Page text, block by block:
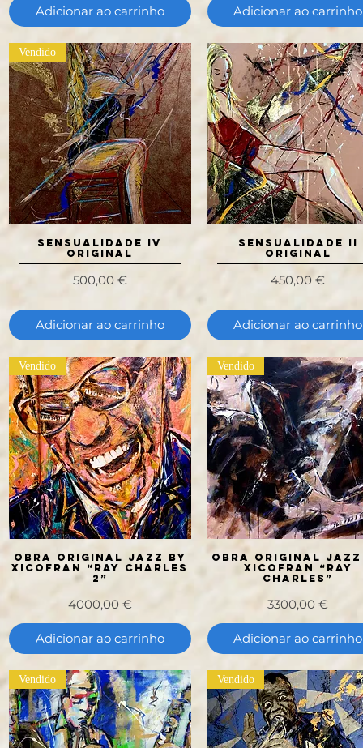
Adicionar ao carrinho Adicionar ao carrinho
Visualização rápida
Vendido
SENSUALIDADE IV
Original
Preço
500,00 €
Adicionar ao carrinho
Visualização rápida
SENSUALIDADE II
ORIGINAL
Preço
450,00 €
Adicionar ao carrinho
Visualização rápida
Vendido
OBRA ORIGINAL JAZZ BY
XICOFRAN “RAY CHARLES
2”
Preço
4000,00 €
Adicionar ao carrinho
Visualização rápida
Vendido
OBRA ORIGINAL
XICOFRAN “RAY
CHARLES”
Preço
3300,00 €
Adicionar ao carrinho
Vendido Vendido